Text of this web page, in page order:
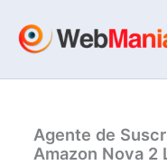
contenido
Agente de
Amazon Nova 2